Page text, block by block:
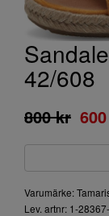
42/608
800 kr
Varumärke:
Lev. artnr: 1-